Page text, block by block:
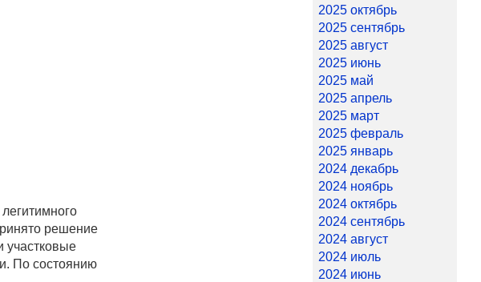
решение
участковые
По состоянию
2025 октябрь
2025 сентябрь
2025 август
2025 июнь
2025 май
2025 апрель
2025 март
2025 февраль
2025 январь
2024 декабрь
2024 ноябрь
2024 октябрь
2024 сентябрь
2024 август
2024 июль
2024 июнь